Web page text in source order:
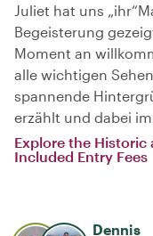
Juliet hat uns
Begeisterung
Moment an
alle wichtigen
spannende
erzählt und dabei
Explore the Historic
Included Entry Fees
Dennis